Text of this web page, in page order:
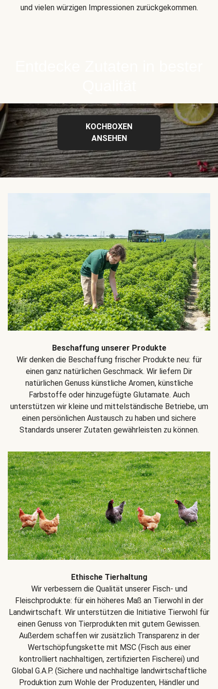
und vielen würzigen Impressionen zurückgekommen.
KOCHBOXEN
ANSEHEN
Beschaffung unserer Produkte
Wir denken die Beschaffung frischer Produkte neu: für
einen ganz natürlichen Geschmack. Wir liefern Dir
natürlichen Genuss künstliche Aromen, künstliche
Farbstoffe oder hinzugefügte Glutamate. Auch
unterstützen wir kleine und mittelständische Betriebe, um
einen persönlichen Austausch zu haben und sichere
Standards unserer Zutaten gewährleisten zu können.
Ethische Tierhaltung
Wir verbessern die Qualität unserer Fisch- und
Fleischprodukte: für ein höheres Maß an Tierwohl in der
Landwirtschaft. Wir unterstützen die Initiative Tierwohl für
einen Genuss von Tierprodukten mit gutem Gewissen.
Außerdem schaffen wir zusätzlich Transparenz in der
Wertschöpfungskette mit MSC (Fisch aus einer
kontrolliert nachhaltigen, zertifizierten Fischerei) und
Global G.A.P. (Sichere und nachhaltige landwirtschaftliche
Produktion zum Wohle der Produzenten, Händler und